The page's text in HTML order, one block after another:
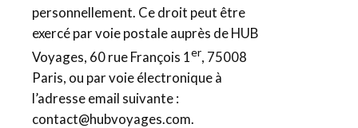
personnellement. Ce droit peut être
exercé par voie postale auprès de HUB
Voyages, 60 rue François 1er, 75008
Paris, ou par voie électronique à
l’adresse email suivante :
contact@hubvoyages.com.